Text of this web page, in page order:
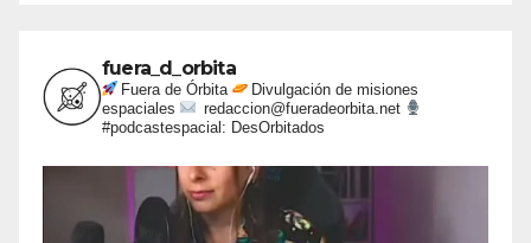
fuera_d_orbita
Fuera de Órbita
Divulgación de misiones
espaciales
redaccion@fueradeorbita.net
#podcastespacial: DesOrbitados